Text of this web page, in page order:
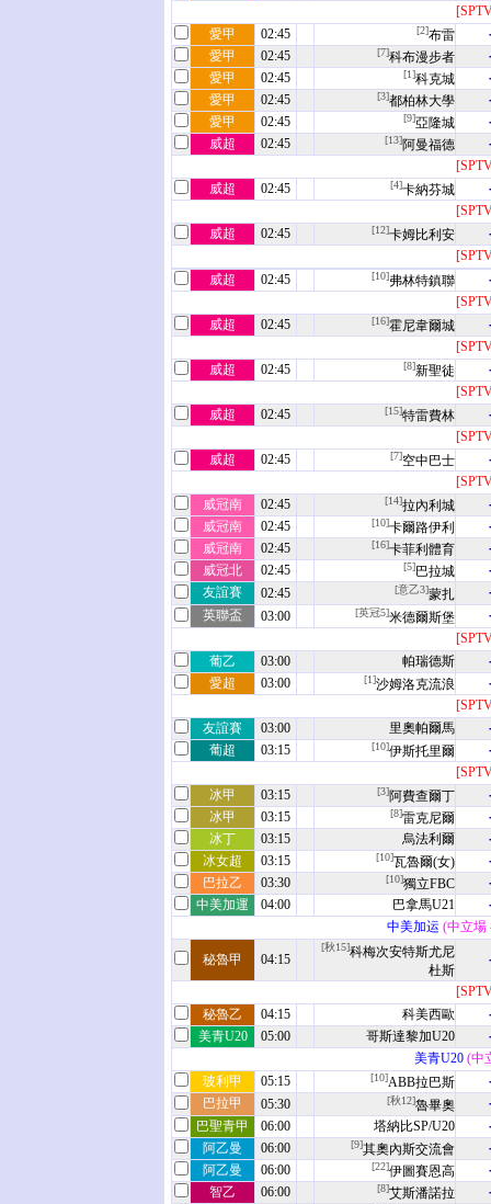
愛甲
02:45 [2]布雷
愛甲
02:45 [7]科布漫步者
愛甲
02:45 [1]科克城
愛甲
02:45 [3]都柏林大學
愛甲
02:45 [9]亞隆城
威超
02:45 [13]阿曼福德
威超
02:45 [4]卡納芬城
威超
02:45 [12]卡姆比利安
威超
02:45 [10]弗林特鎮聯
威超
02:45 [16]霍尼韋爾城
威超
02:45 [8]新聖徒
威超
02:45 [15]特雷費林
威超
02:45 [7]空中巴士
威冠南
02:45 [14]拉內利城
威冠南
02:45 [10]卡爾路伊利
威冠南
02:45 [16]卡菲利體育
威冠北
02:45 [5]巴拉城
友誼賽
02:45 [意乙3]蒙扎
英聯盃
03:00 [英冠5]米德爾斯堡
葡乙
03:00 帕瑞德斯
愛超
03:00 [1]沙姆洛克流浪
友誼賽
03:00 里奧帕爾馬
葡超
03:15 [10]伊斯托里爾
冰甲
03:15 [3]阿費查爾丁
冰甲
03:15 [8]雷克尼爾
冰丁
03:15 烏法利爾
冰女超
03:15 [10]瓦魯爾(女)
巴拉乙
03:30 [10]獨立FBC
中美加運
04:00 巴拿馬U21
中美加运(中立場
秘魯甲 04:15
[秋15]科梅次安特斯尤尼
杜斯
秘魯乙
04:15 科美西歐
美青U20
05:00 哥斯達黎加U20
美青U20 (中
玻利甲
05:15 [10]ABB拉巴斯
巴拉甲
05:30 [秋12]魯畢奧
巴聖青甲
06:00 塔納比SP/U20
阿乙曼
06:00 [9]其奧內斯交流會
阿乙曼
06:00 [22]伊圖賽恩高
智乙
06:00 [8]艾斯潘諾拉